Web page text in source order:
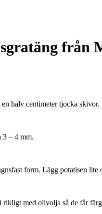
från
halv centimeter tjocka
3 – 4 mm.
form. Lägg potatisen
med olivolja så de får